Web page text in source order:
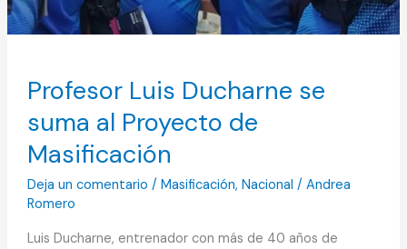
Profesor Luis Ducharne se
suma al Proyecto de
Masificación
Deja un comentario / Masificación, Nacional / Andrea
Romero
Luis Ducharne, entrenador con más de 40 años de
de
Masificación